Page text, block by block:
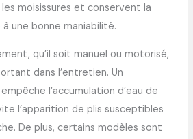
moisissures et conservent la
une bonne maniabilité.
qu’il soit manuel ou motorisé,
dans l’entretien. Un
l’accumulation d’eau de
l’apparition de plis susceptibles
De plus, certains modèles sont